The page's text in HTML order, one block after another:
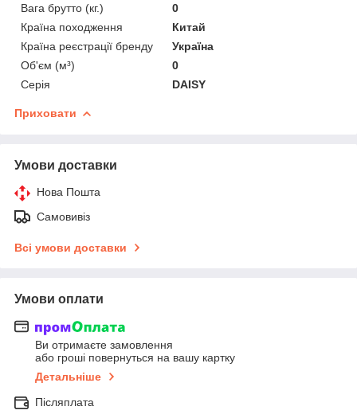
Вага брутто (кг.)
0
Країна походження
Китай
Країна реєстрації бренду
Україна
Об'єм (м³)
0
Серія
DAISY
Приховати
Умови доставки
Нова Пошта
Самовивіз
Всі умови доставки
Умови оплати
Ви отримаєте замовлення
або гроші повернуться на вашу картку
Детальніше
Післяплата